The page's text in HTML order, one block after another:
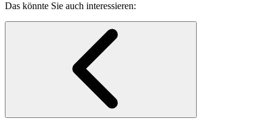
Das könnte Sie auch interessieren: